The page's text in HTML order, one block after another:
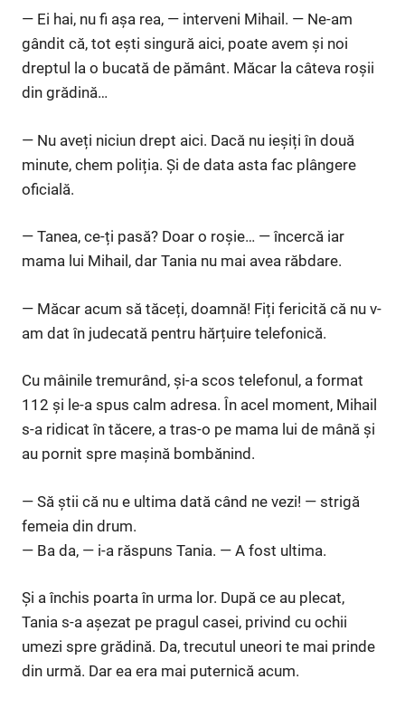
— Ei hai, nu fi așa rea, — interveni Mihail. — Ne-am
gândit că, tot ești singură aici, poate avem și noi
dreptul la o bucată de pământ. Măcar la câteva roșii
din grădină…
— Nu aveți niciun drept aici. Dacă nu ieșiți în două
minute, chem poliția. Și de data asta fac plângere
oficială.
— Tanea, ce-ți pasă? Doar o roșie… — încercă iar
mama lui Mihail, dar Tania nu mai avea răbdare.
— Măcar acum să tăceți, doamnă! Fiți fericită că nu v-
am dat în judecată pentru hărțuire telefonică.
Cu mâinile tremurând, și-a scos telefonul, a format
112 și le-a spus calm adresa. În acel moment, Mihail
s-a ridicat în tăcere, a tras-o pe mama lui de mână și
au pornit spre mașină bombănind.
— Să știi că nu e ultima dată când ne vezi! — strigă
femeia din drum.
— Ba da, — i-a răspuns Tania. — A fost ultima.
Și a închis poarta în urma lor. După ce au plecat,
Tania s-a așezat pe pragul casei, privind cu ochii
umezi spre grădină. Da, trecutul uneori te mai prinde
din urmă. Dar ea era mai puternică acum.